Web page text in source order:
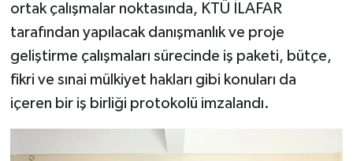
ortak çalışmalar noktasında, KTÜ İLAFAR
tarafından yapılacak danışmanlık ve proje
geliştirme çalışmaları sürecinde iş paketi, bütçe,
fikri ve sınai mülkiyet hakları gibi konuları da
içeren bir iş birliği protokolü imzalandı.